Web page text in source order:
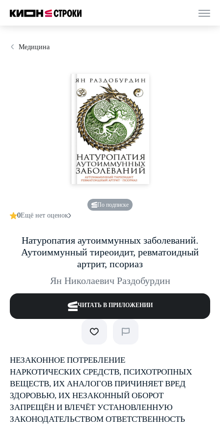
Медицина
По подписке
0Ещё нет оценок
Натуропатия аутоиммунных заболеваний.
Аутоиммунный тиреоидит, ревматоидный
артрит, псориаз
Ян Николаевич Раздобурдин
ЧИТАТЬ В ПРИЛОЖЕНИИ
НЕЗАКОННОЕ ПОТРЕБЛЕНИЕ
НАРКОТИЧЕСКИХ СРЕДСТВ, ПСИХОТРОПНЫХ
ВЕЩЕСТВ, ИХ АНАЛОГОВ ПРИЧИНЯЕТ ВРЕД
ЗДОРОВЬЮ, ИХ НЕЗАКОННЫЙ ОБОРОТ
ЗАПРЕЩЁН И ВЛЕЧЁТ УСТАНОВЛЕННУЮ
ЗАКОНОДАТЕЛЬСТВОМ ОТВЕТСТВЕННОСТЬ